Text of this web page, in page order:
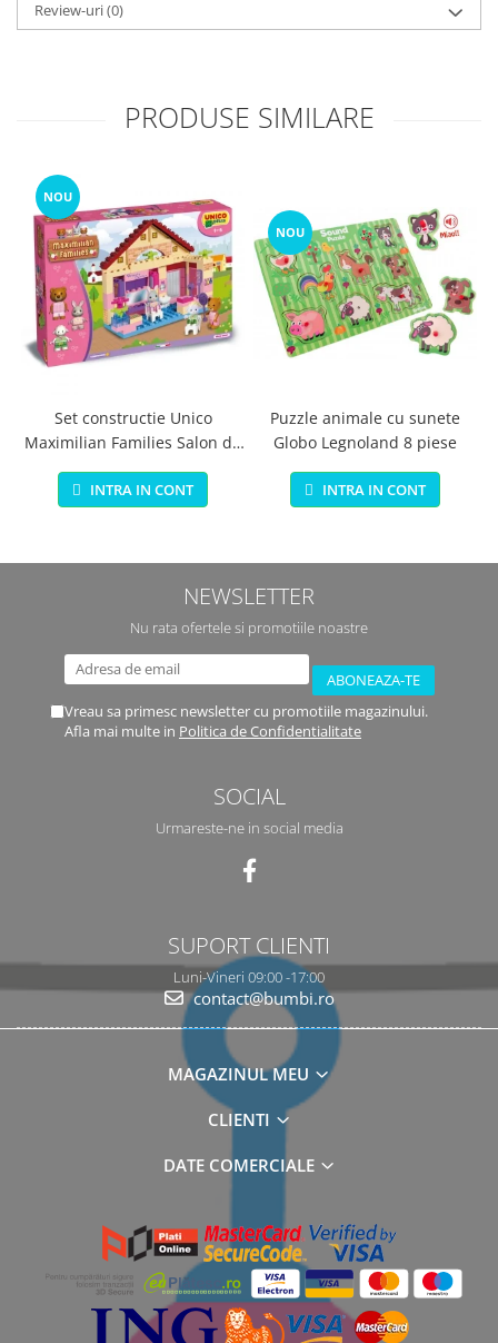
Review-uri(0)
PRODUSE SIMILARE
NOU
Set constructie Unico
Maximilian Families Salon de
infrumusetare 80 piese
INTRA IN CONT
NOU
Puzzle animale cu sunete
Globo Legnoland 8 piese
INTRA IN CONT
NEWSLETTER
Nu rata ofertele si promotiile noastre
Vreau sa primesc newsletter cu promotiile magazinului.
Afla mai multe in Politica de Confidentialitate
SOCIAL
Urmareste-ne in social media
SUPORT CLIENTI
Luni-Vineri 09:00 -17:00
contact@bumbi.ro
MAGAZINUL MEU
CLIENTI
DATE COMERCIALE